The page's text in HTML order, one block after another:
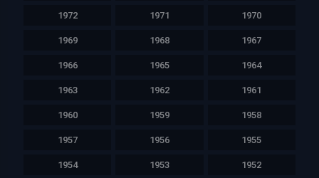
1972 1971 1970
1969 1968 1967
1966 1965 1964
1963 1962 1961
1960 1959 1958
1957 1956 1955
1954 1953 1952